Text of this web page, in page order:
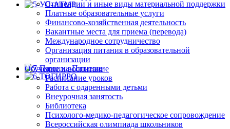
Стипендии и иные виды материальной поддержки
Платные образовательные услуги
Финансово-хозяйственная деятельность
Вакантные места для приема (перевода)
Международное сотрудничество
Организация питания в образовательной
организации
Обучение и воспитание
Расписание уроков
Работа с одаренными детьми
Внеурочная занятость
Библиотека
Психолого-медико-педагогическое сопровождение
Всероссийская олимпиада школьников